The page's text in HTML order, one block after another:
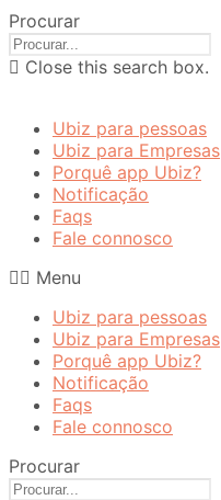
Procurar
Close this search box.
Ubiz para pessoas
Ubiz para Empresas
Porquê app Ubiz?
Notificação
Faqs
Fale connosco
Menu
Ubiz para pessoas
Ubiz para Empresas
Porquê app Ubiz?
Notificação
Faqs
Fale connosco
Procurar